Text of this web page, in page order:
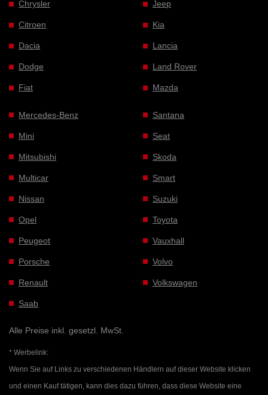
Chrysler
Citroen
Dacia
Dodge
Fiat
Jeep
Kia
Lancia
Land Rover
Mazda
Mercedes-Benz
Mini
Mitsubishi
Multicar
Nissan
Opel
Peugeot
Porsche
Renault
Saab
Santana
Seat
Skoda
Smart
Suzuki
Toyota
Vauxhall
Volvo
Volkswagen
Alle Preise inkl. gesetzl. MwSt.
* Werbelink:
Wenn Sie auf Links zu verschiedenen Händlern auf dieser Website klicken
und einen Kauf tätigen, kann dies dazu führen, dass diese Website eine